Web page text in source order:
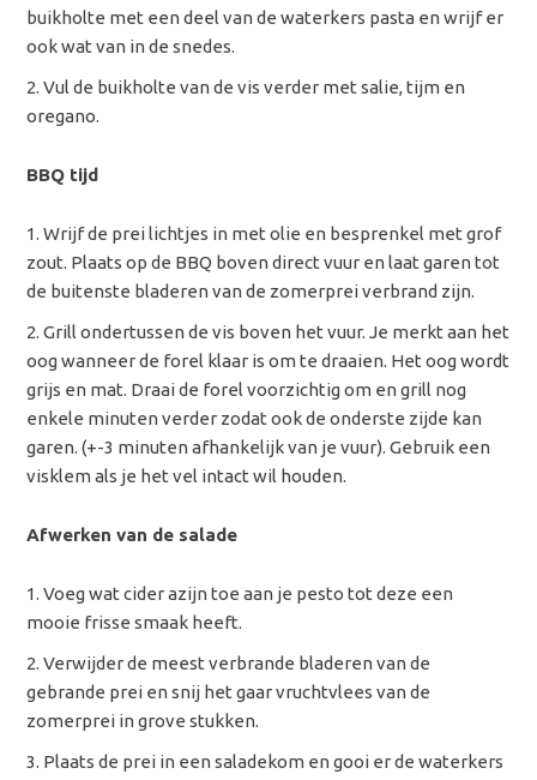
buikholte met een deel van de waterkers pasta en wrijf er
ook wat van in de snedes.
Vul de buikholte van de vis verder met salie, tijm en
oregano.
BBQ tijd
Wrijf de prei lichtjes in met olie en besprenkel met grof
zout. Plaats op de BBQ boven direct vuur en laat garen tot
de buitenste bladeren van de zomerprei verbrand zijn.
Grill ondertussen de vis boven het vuur. Je merkt aan het
oog wanneer de forel klaar is om te draaien. Het oog wordt
grijs en mat. Draai de forel voorzichtig om en grill nog
enkele minuten verder zodat ook de onderste zijde kan
garen. (+-3 minuten afhankelijk van je vuur). Gebruik een
visklem als je het vel intact wil houden.
Afwerken van de salade
Voeg wat cider azijn toe aan je pesto tot deze een
mooie frisse smaak heeft.
Verwijder de meest verbrande bladeren van de
gebrande prei en snij het gaar vruchtvlees van de
zomerprei in grove stukken.
Plaats de prei in een saladekom en gooi er de waterkers